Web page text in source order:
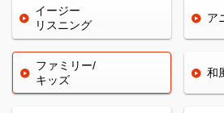
イージー
リスニング
ア
ファミリー/
キッズ
和